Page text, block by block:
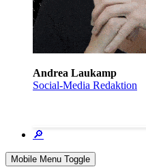
Andrea Laukamp
Social-Media Redaktion
🔎
Mobile Menu Toggle